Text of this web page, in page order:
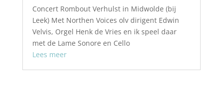
Concert Rombout Verhulst in Midwolde (bij
Leek) Met Northen Voices olv dirigent Edwin
Velvis, Orgel Henk de Vries en ik speel daar
met de Lame Sonore en Cello
Lees meer